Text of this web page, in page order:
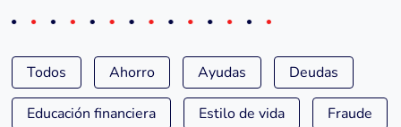
Todos Ahorro Ayudas Deudas
Educación financiera Estilo de vida Fraude